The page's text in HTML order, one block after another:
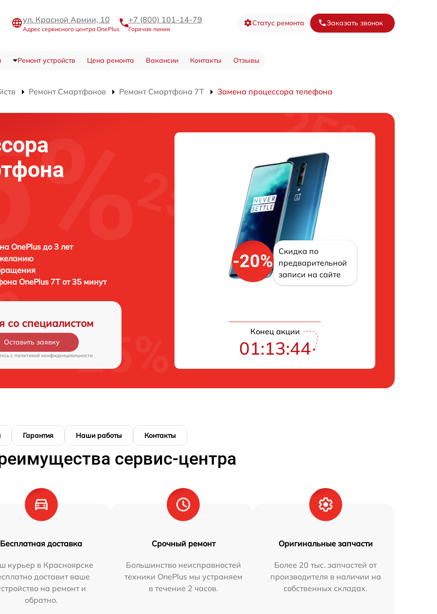
ул. Красной Армии, 10
Адрес сервисного центра OnePlus
+7 (800) 101-14-79
Горячая линия
Статус ремонта Заказать звонок
Ремонт устройств Цена ремонта Вакансии Контакты Отзывы
Ремонт Смартфонов Ремонт Смартфона 7T Замена процессора телефона
OnePlus до 3 лет
OnePlus 7T от 35 минут
со специалистом
Оставить заявку
c политикой конфиденциальности
-20%
Скидка по
предварительной
записи на сайте
Конец акции
01:13:43
Гарантия Наши работы Контакты
сервис-центра
Бесплатная доставка
курьер в Красноярске
доставит ваше
на ремонт и
обратно.
Срочный ремонт
Большинство неисправностей
техники OnePlus мы устраняем
в течение 2 часов.
Оригинальные запчасти
Более 20 тыс. запчастей от
производителя в наличии на
собственных складах.